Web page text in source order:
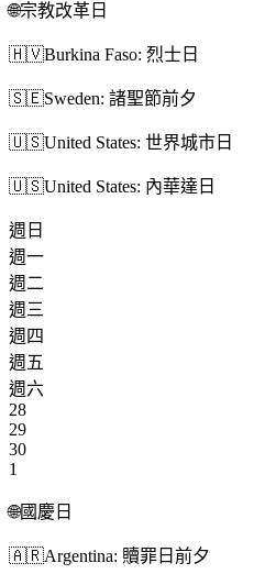
🌐宗教改革日
🇭🇻Burkina Faso: 烈士日
🇸🇪Sweden: 諸聖節前夕
🇺🇸United States: 世界城市日
🇺🇸United States: 內華達日
週日
週一
週二
週三
週四
週五
週六
28
29
30
1
🌐國慶日
🇦🇷Argentina: 贖罪日前夕